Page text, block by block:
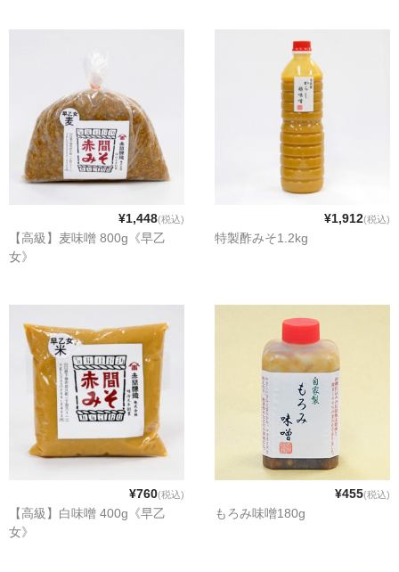
¥1,448(税込)
【高級】麦味噌 800g《早乙
女》
¥1,912(税込)
特製酢みそ1.2kg
¥760(税込)
【高級】白味噌 400g《早乙
女》
¥455(税込)
もろみ味噌180g